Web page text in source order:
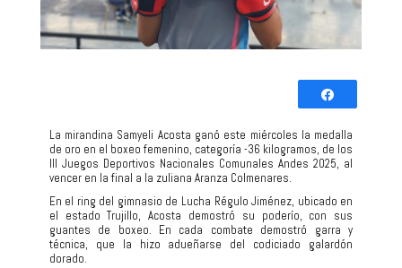
0
COMPARTIR
La mirandina Samyeli Acosta ganó este miércoles la medalla
de oro en el boxeo femenino, categoría -36 kilogramos, de los
III Juegos Deportivos Nacionales Comunales Andes 2025, al
vencer en la final a la zuliana Aranza Colmenares.
En el ring del gimnasio de Lucha Régulo Jiménez, ubicado en
el estado Trujillo, Acosta demostró su poderío, con sus
guantes de boxeo. En cada combate demostró garra y
técnica, que la hizo adueñarse del codiciado galardón
dorado.